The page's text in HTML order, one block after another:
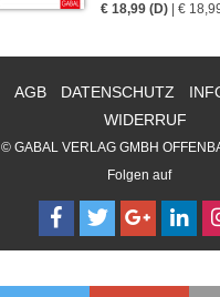
€ 18,99 (D) | €
AGB DATENSCHUTZ
WIDERRUF
© GABAL VERLAG GMBH
Folgen auf